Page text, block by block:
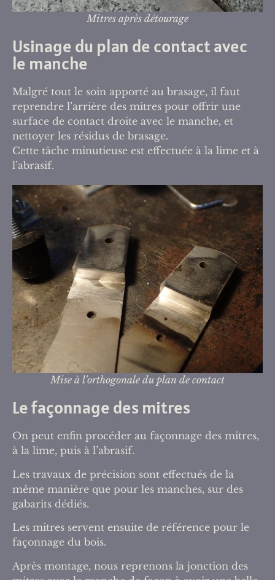
Mitres après détourage
Mise à l'orthogonale du plan de contact
Usinage du plan de contact avec
le manche
Malgré tout le soin apporté au brasage, il faut
reprendre l’arrière des mitres pour offrir une
surface de contact droite avec le manche, et
nettoyer les résidus de brasage.
Cette tâche minutieuse est effectuée à la lime et à
l’abrasif.
Le façonnage des mitres
On peut enfin procéder au façonnage des mitres,
à la lime, puis à l’abrasif.
Les travaux de précision sont effectués de la
même manière que pour les manches, sur des
gabarits dédiés.
Les mitres servent ensuite de référence pour le
façonnage du bois.
Après montage, nous reprenons la jonction des